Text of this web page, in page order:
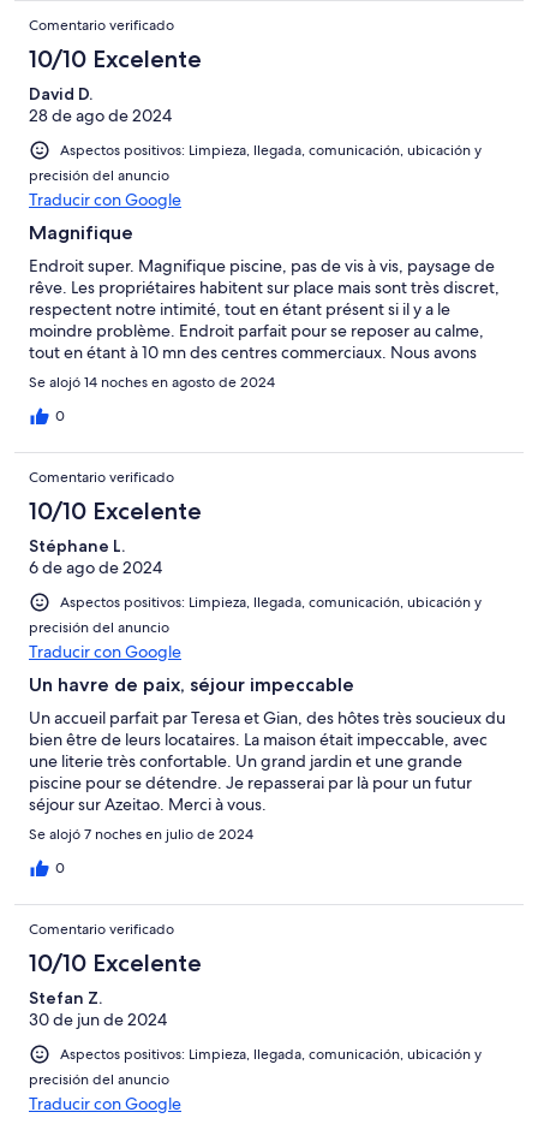
Comentario verificado
10/10 Excelente
David D.
28 de ago de 2024
Aspectos positivos: Limpieza, llegada, comunicación, ubicación y
precisión del anuncio
Traducir con Google
Magnifique
Endroit super. Magnifique piscine, pas de vis à vis, paysage de
rêve. Les propriétaires habitent sur place mais sont très discret,
respectent notre intimité, tout en étant présent si il y a le
moindre problème. Endroit parfait pour se reposer au calme,
tout en étant à 10 mn des centres commerciaux. Nous avons
adorer notre séjour et l'accueil de nos hôtes qui parlent Français
également. Nous les remercions pour leur invitation à prendre
l'apéro avec eux. Ils sont d'une gentillesse exceptionnelle. Nous
Se alojó 14 noches en agosto de 2024
0
Comentario verificado
10/10 Excelente
Stéphane L.
6 de ago de 2024
Aspectos positivos: Limpieza, llegada, comunicación, ubicación y
precisión del anuncio
Traducir con Google
Un havre de paix, séjour impeccable
Un accueil parfait par Teresa et Gian, des hôtes très soucieux du
bien être de leurs locataires. La maison était impeccable, avec
une literie très confortable. Un grand jardin et une grande
piscine pour se détendre. Je repasserai par là pour un futur
séjour sur Azeitao. Merci à vous.
Se alojó 7 noches en julio de 2024
0
Comentario verificado
10/10 Excelente
Stefan Z.
30 de jun de 2024
Aspectos positivos: Limpieza, llegada, comunicación, ubicación y
precisión del anuncio
Traducir con Google